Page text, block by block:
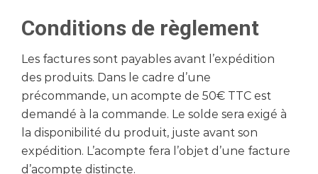
Conditions de règlement
Les factures sont payables avant l’expédition
des produits. Dans le cadre d’une
précommande, un acompte de 50€ TTC est
demandé à la commande. Le solde sera exigé à
la disponibilité du produit, juste avant son
expédition. L’acompte fera l’objet d’une facture
d’acompte distincte.